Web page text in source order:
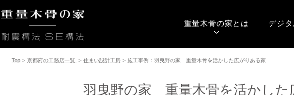
重量木骨の家とは デジ
Top > 京都府の工務店一覧 > 住まい設計工房 > 施工事例：羽曳野の家 重量木骨を活かした広がりある家
羽曳野の家 重量木骨を活かした